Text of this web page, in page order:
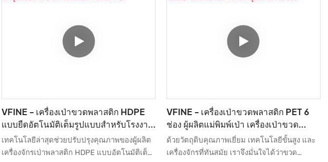
VFINE - เครื่องเป่าขวดพลาสติก HDPE
แบบยืดอัตโนมัติเต็มรูปแบบสำหรับโรงงาน
ผลิตขวดพลาสติก PET
เทคโนโลยีล่าสุดช่วยปรับปรุงคุณภาพของผู้ผลิต
เครื่องจักรเป่าพลาสติก HDPE แบบอัตโนมัติเต็ม
VFINE - เครื่องเป่าขวดพลาสติก PET 6
ช่อง ผู้ผลิตแม่พิมพ์เป่า เครื่องเป่าขวด
พลาสติก ผู้ผลิตโรงงาน Stre
ด้วยวัตถุดิบคุณภาพเยี่ยม เทคโนโลยีขั้นสูง และ
เครื่องจักรที่ทันสมัย ​​เราจึงมั่นใจได้ว่าขวด